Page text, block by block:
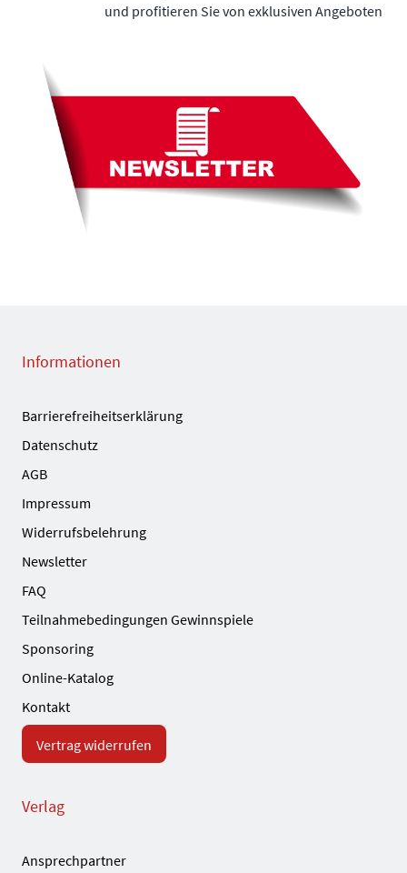
und profitieren Sie von exklusiven Angeboten
Informationen
Barrierefreiheitserklärung
Datenschutz
AGB
Impressum
Widerrufsbelehrung
Newsletter
FAQ
Teilnahmebedingungen Gewinnspiele
Sponsoring
Online-Katalog
Kontakt
Vertrag widerrufen
Verlag
Ansprechpartner